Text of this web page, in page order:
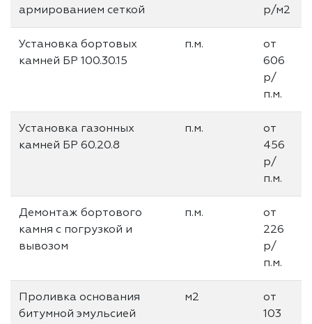
армированием сеткой
р/м2
Установка бортовых
камней БР 100.30.15
п.м.
от
606
р/
п.м.
Установка газонных
камней БР 60.20.8
п.м.
от
456
р/
п.м.
Демонтаж бортового
камня с погрузкой и
вывозом
п.м.
от
226
р/
п.м.
Проливка основания
битумной эмульсией
м2
от
103